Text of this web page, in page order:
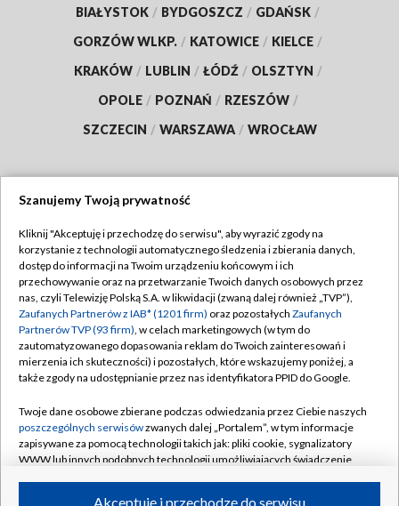
BIAŁYSTOK / BYDGOSZCZ / GDAŃSK /
GORZÓW WLKP. / KATOWICE / KIELCE /
KRAKÓW / LUBLIN / ŁÓDŹ / OLSZTYN /
OPOLE / POZNAŃ / RZESZÓW /
SZCZECIN / WARSZAWA / WROCŁAW
TVP
Abonament TVP
Emisja w TVP
Centrum informacji TVP
Naziemna Telewizja Cyfrowa
Rada Programowa
System NOS
Informacje o nadawcy
Regulamin TVP
Polityka prywatności
Moje zgody
Pomoc
Kontakt
Kanały
Szanujemy Twoją prywatność
Kliknij "Akceptuję i przechodzę do serwisu", aby wyrazić zgody na
korzystanie z technologii automatycznego śledzenia i zbierania danych,
dostęp do informacji na Twoim urządzeniu końcowym i ich
przechowywanie oraz na przetwarzanie Twoich danych osobowych przez
nas, czyli Telewizję Polską S.A. w likwidacji (zwaną dalej również „TVP”),
Zaufanych Partnerów z IAB* (1201 firm) oraz pozostałych Zaufanych
Partnerów TVP (93 firm), w celach marketingowych (w tym do
zautomatyzowanego dopasowania reklam do Twoich zainteresowań i
mierzenia ich skuteczności) i pozostałych, które wskazujemy poniżej, a
także zgody na udostępnianie przez nas identyfikatora PPID do Google.
Twoje dane osobowe zbierane podczas odwiedzania przez Ciebie naszych
poszczególnych serwisówzwanych dalej „Portalem”, w tym informacje
zapisywane za pomocą technologii takich jak: pliki cookie, sygnalizatory
WWW lub innych podobnych technologii umożliwiających świadczenie
Akceptuję i przechodzę do serwisu